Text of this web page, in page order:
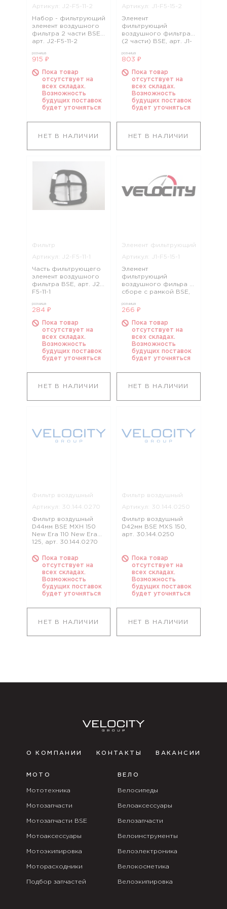
Артикул: J2-F5-11-2
Набор - фильтрующий
элемент воздушного
фильтра 2 части BSE,
арт. J2-F5-11-2
розница
915 ₽
Пока товар
отсутствует на
всех складах.
Возможность
будущих поставок
будет уточняться
НЕТ В НАЛИЧИИ
Артикул: J1-F5-15-2
Элемент
фильтрующий
воздушного фильтра
(2 части) BSE, арт. J1-
розница
803 ₽
Пока товар
отсутствует на
всех складах.
Возможность
будущих поставок
будет уточняться
НЕТ В НАЛИЧИИ
Фильтр
Артикул: J2-F5-11-1
Часть фильтрующего
элемент воздушного
фильтра BSE, арт. J2-
F5-11-1
розница
284 ₽
Пока товар
отсутствует на
всех складах.
Возможность
будущих поставок
будет уточняться
НЕТ В НАЛИЧИИ
Элемент фильтрующий
Артикул: J1-F5-15-1
Элемент
фильтрующий
воздушного фильра в
сборе с рамкой BSE,
розница
266 ₽
Пока товар
отсутствует на
всех складах.
Возможность
будущих поставок
будет уточняться
НЕТ В НАЛИЧИИ
Фильтр воздушный
Артикул: 30.144.0270
Фильтр воздушный
D44мм BSE MXH 150
New Era 110 New Era
125, арт. 30.144.0270
Пока товар
отсутствует на
всех складах.
Возможность
будущих поставок
будет уточняться
НЕТ В НАЛИЧИИ
Фильтр воздушный
Артикул: 30.144.0250
Фильтр воздушный
D42мм BSE MXS 150,
арт. 30.144.0250
Пока товар
отсутствует на
всех складах.
Возможность
будущих поставок
будет уточняться
НЕТ В НАЛИЧИИ
О КОМПАНИИ КОНТАКТЫ ВАКАНСИИ
МОТО
Мототехника
Мотозапчасти
Мотозапчасти BSE
Мотоаксессуары
Мотоэкипировка
Моторасходники
Подбор запчастей
ВЕЛО
Велосипеды
Велоаксессуары
Велозапчасти
Велоинструменты
Велоэлектроника
Велокосметика
Велоэкипировка